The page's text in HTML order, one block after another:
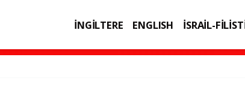
İNGİLTERE ENGLISH İSRAİL-